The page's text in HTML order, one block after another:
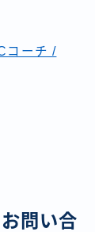
コーチ /
問い合